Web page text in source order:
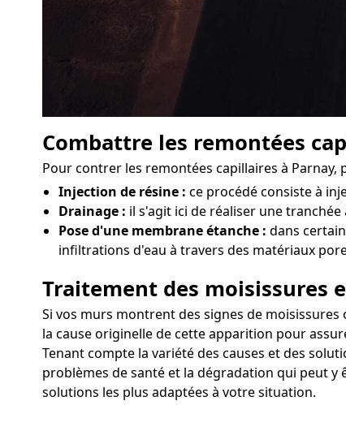
Combattre les remontées
Pour contrer les remontées capillaires à
Injection de résine : ce procédé consiste à
Drainage : il s'agit ici de réaliser une
Pose d'une membrane étanche : dans
infiltrations d'eau à travers des matériaux
Traitement des moisissures
Si vos murs montrent des signes de
la cause originelle de cette apparition pour
Tenant compte la variété des causes et des
problèmes de santé et la dégradation qui peut
solutions les plus adaptées à votre situation.